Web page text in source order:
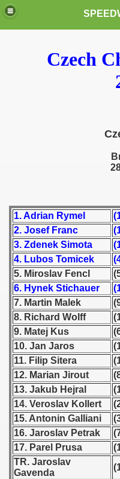
Czech
1. Adrian Rymel
2. Josef Franc
3. Zdenek Simota
4. Lubos Tomicek
5. Miroslav Fencl
6. Hynek Stichauer
7. Martin Malek
8. Richard Wolff
9. Matej Kus
10. Jan Jaros
11. Filip Sitera
12. Marian Jirout
13. Jakub Hejral
14. Veroslav Kollert
15. Antonin Galliani
16. Jaroslav Petrak
17. Parel Prusa
TR. Jaroslav
Gavenda
these speedway
(My speedway
- 1952